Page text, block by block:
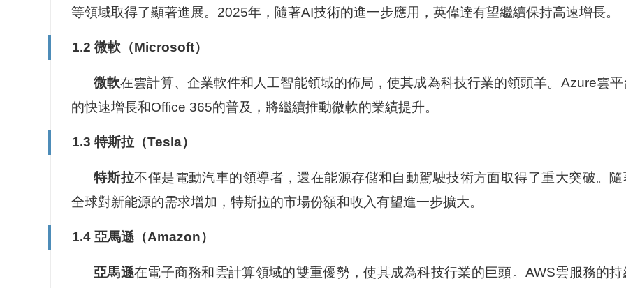
等領域取得了顯著進展。2025年，隨著AI技術的進一步應用，英偉達有望繼續保持高速增長。
1.2 微軟（Microsoft）
微軟在雲計算、企業軟件和人工智能領域的佈局，使其成為科技行業的領頭羊。Azure雲平
的快速增長和Office 365的普及，將繼續推動微軟的業績提升。
1.3 特斯拉（Tesla）
特斯拉不僅是電動汽車的領導者，還在能源存儲和自動駕駛技術方面取得了重大突破。隨
全球對新能源的需求增加，特斯拉的市場份額和收入有望進一步擴大。
1.4 亞馬遜（Amazon）
亞馬遜在電子商務和雲計算領域的雙重優勢，使其成為科技行業的巨頭。AWS雲服務的持